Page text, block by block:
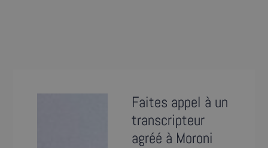
Faites appel à un
transcripteur
agréé à Moroni